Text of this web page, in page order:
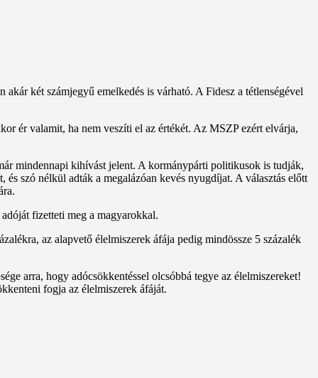
két számjegyű emelkedés is várható. A Fidesz a tétlenségével
ér valamit, ha nem veszíti el az értékét. Az MSZP ezért elvárja,
mindennapi kihívást jelent. A kormánypárti politikusok is tudják,
szó nélkül adták a megalázóan kevés nyugdíjat. A választás előtt
fizetteti meg a magyarokkal.
az alapvető élelmiszerek áfája pedig mindössze 5 százalék
arra, hogy adócsökkentéssel olcsóbbá tegye az élelmiszereket!
fogja az élelmiszerek áfáját.